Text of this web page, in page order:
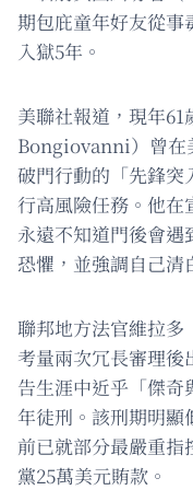
期包庇童年好友從事
入獄5年。
美聯社報道，現年
Bongiovanni）曾在
破門行動的「先鋒突
行高風險任務。他在
永遠不知道門後會
恐懼，並強調自己清
聯邦地方法官維拉
考量兩次冗長審理
告生涯中近乎「傑
年徒刑。該刑期明顯
前已就部分最嚴重
黨25萬美元賄款。